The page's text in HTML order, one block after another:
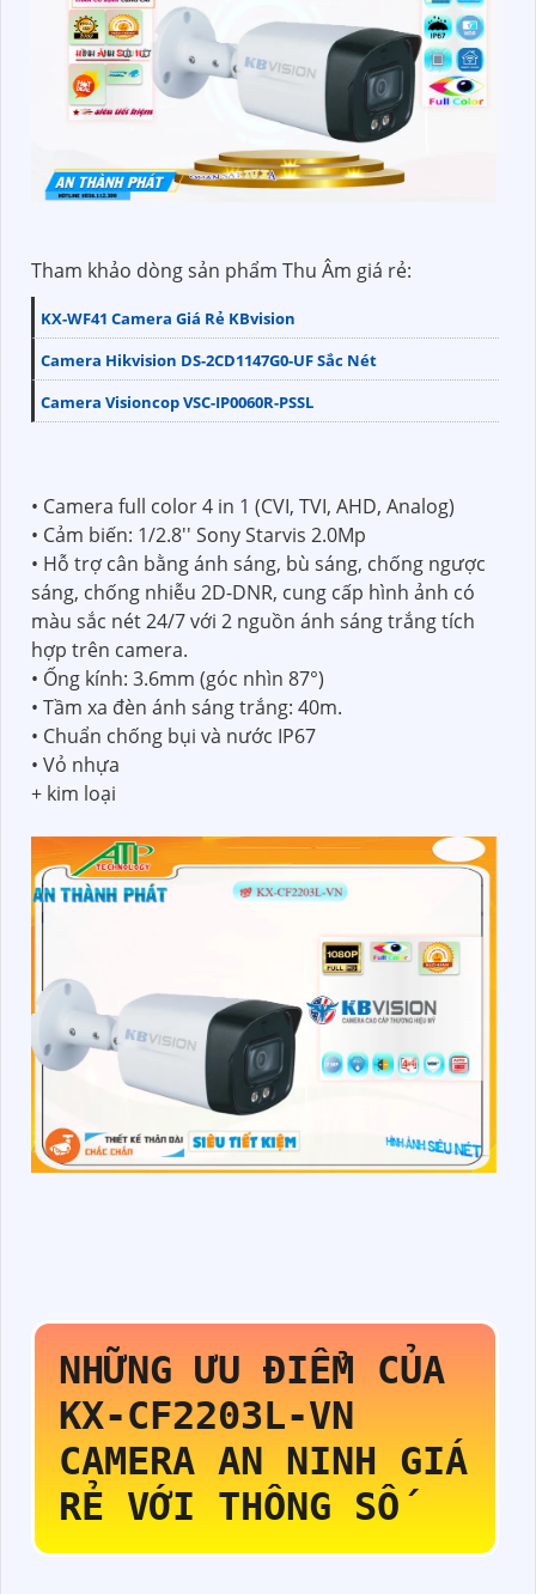
Tham khảo dòng sản phẩm Thu Âm giá rẻ:
KX-WF41 Camera Giá Rẻ KBvision
Camera Hikvision DS-2CD1147G0-UF Sắc Nét
Camera Visioncop VSC-IP0060R-PSSL
• Camera full color 4 in 1 (CVI, TVI, AHD, Analog)
• Cảm biến: 1/2.8'' Sony Starvis 2.0Mp
• Hỗ trợ cân bằng ánh sáng, bù sáng, chống ngược
sáng, chống nhiễu 2D-DNR, cung cấp hình ảnh có
màu sắc nét 24/7 với 2 nguồn ánh sáng trắng tích
hợp trên camera.
• Ống kính: 3.6mm (góc nhìn 87°)
• Tầm xa đèn ánh sáng trắng: 40m.
• Chuẩn chống bụi và nước IP67
• Vỏ nhựa
+ kim loại
NHỮNG ƯU ĐIỂM CỦA
KX-CF2203L-VN
CAMERA AN NINH GIÁ
RẺ VỚI THÔNG SỐ